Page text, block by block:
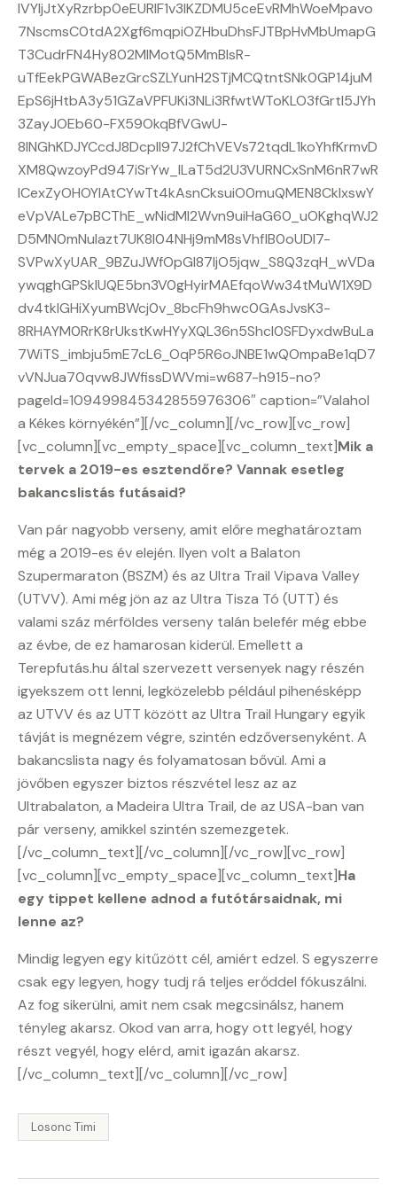
IVYIjJtXyRzrbp0eEURlF1v3lKZDMU5ceEvRMhWoeMpavo
7NscmsC0tdA2Xgf6mqpiOZHbuDhsFJTBpHvMbUmapG
T3CudrFN4Hy802MIMotQ5MmBIsR-
uTfEekPGWABezGrcSZLYunH2STjMCQtntSNk0GP14juM
EpS6jHtbA3y51GZaVPFUKi3NLi3RfwtWToKLO3fGrtl5JYh
3ZayJOEb60-FX59OkqBfVGwU-
8INGhKDJYCcdJ8DcplI97J2fChVEVs72tqdL1koYhfKrmvD
XM8QwzoyPd947iSrYw_ILaT5d2U3VURNCxSnM6nR7wR
lCexZyOHOYlAtCYwTt4kAsnCksuiO0muQMEN8CkIxswY
eVpVALe7pBCThE_wNidMI2Wvn9uiHaG60_uOKghqWJ2
D5MN0mNuIazt7UK8l04NHj9mM8sVhflB0oUDl7-
SVPwXyUAR_9BZuJWfOpGl87ljO5jqw_S8Q3zqH_wVDa
ywqghGPSklUQE5bn3V0gHyirMAEfqoWw34tMuW1X9D
dv4tkIGHiXyumBWcj0v_8bcFh9hwc0GAsJvsK3-
8RHAYM0RrK8rUkstKwHYyXQL36n5ShcI0SFDyxdwBuLa
7WiTS_imbju5mE7cL6_OqP5R6oJNBE1wQOmpaBe1qD7
vVNJua70qvw8JWfissDWVmi=w687-h915-no?
pageId=109499845342855976306″ caption=”Valahol
a Kékes környékén”][/vc_column][/vc_row][vc_row]
[vc_column][vc_empty_space][vc_column_text]Mik a
tervek a 2019-es esztendőre? Vannak esetleg
bakancslistás futásaid?
Van pár nagyobb verseny, amit előre meghatároztam
még a 2019-es év elején. Ilyen volt a Balaton
Szupermaraton (BSZM) és az Ultra Trail Vipava Valley
(UTVV). Ami még jön az az Ultra Tisza Tó (UTT) és
valami száz mérföldes verseny talán belefér még ebbe
az évbe, de ez hamarosan kiderül. Emellett a
Terepfutás.hu által szervezett versenyek nagy részén
igyekszem ott lenni, legközelebb például pihenésképp
az UTVV és az UTT között az Ultra Trail Hungary egyik
távját is megnézem végre, szintén edzőversenyként. A
bakancslista nagy és folyamatosan bővül. Ami a
jövőben egyszer biztos részvétel lesz az az
Ultrabalaton, a Madeira Ultra Trail, de az USA-ban van
pár verseny, amikkel szintén szemezgetek.
[/vc_column_text][/vc_column][/vc_row][vc_row]
[vc_column][vc_empty_space][vc_column_text]Ha
egy tippet kellene adnod a futótársaidnak, mi
lenne az?
Mindig legyen egy kitűzött cél, amiért edzel. S egyszerre
csak egy legyen, hogy tudj rá teljes erőddel fókuszálni.
Az fog sikerülni, amit nem csak megcsinálsz, hanem
tényleg akarsz. Okod van arra, hogy ott legyél, hogy
részt vegyél, hogy elérd, amit igazán akarsz.
[/vc_column_text][/vc_column][/vc_row]
Losonc Timi